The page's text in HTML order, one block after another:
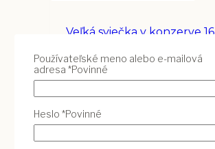
Veľká sviečka v konzerve 16
25€
Vybrať Variant
Používateľské meno alebo e-mailová
adresa *Povinné
Heslo *Povinné